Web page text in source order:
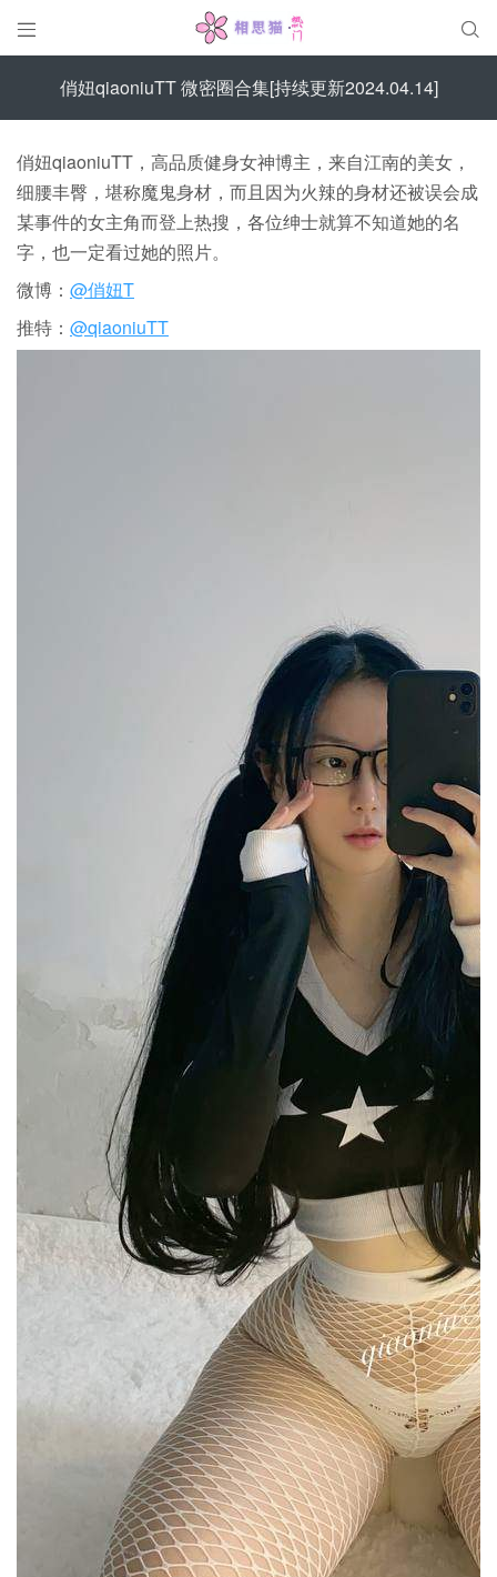
 
俏妞qiaoniuTT 微密圈合集[持续更新2024.04.14]
俏妞qiaoniuTT，高品质健身女神博主，来自江南的美女，
细腰丰臀，堪称魔鬼身材，而且因为火辣的身材还被误会成
某事件的女主角而登上热搜，各位绅士就算不知道她的名
字，也一定看过她的照片。
微博： @俏妞T
推特： @qiaoniuTT